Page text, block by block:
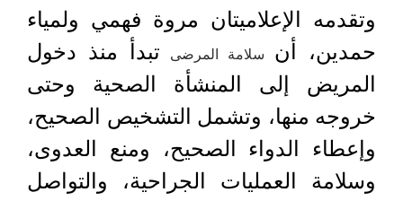
وتقدمه الإعلاميتان مروة فهمي ولمياء
حمدين، أن سلامة المرضى تبدأ منذ دخول
المريض إلى المنشأة الصحية وحتى
خروجه منها، وتشمل التشخيص الصحيح،
وإعطاء الدواء الصحيح، ومنع العدوى،
وسلامة العمليات الجراحية، والتواصل